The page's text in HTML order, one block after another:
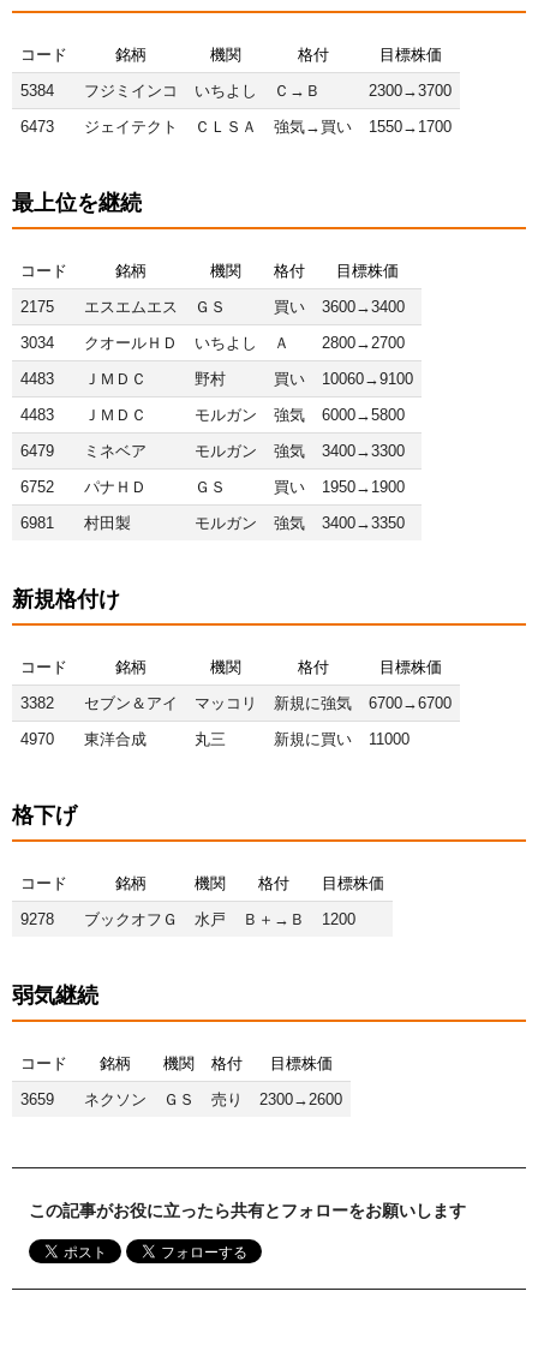
コード 銘柄 機関 格付
目標株価
5384
フジミインコ いちよし Ｃ→Ｂ
2300→3700
6473
ジェイテクト ＣＬＳＡ 強気→買い 1550→1700
最上位を継続
コード 銘柄 機関 格付
目標株価
2175
エスエムエス ＧＳ 買い
3600→3400
3034
クオールＨＤ いちよし Ａ
2800→2700
4483
ＪＭＤＣ 野村 買い
10060→9100
4483
ＪＭＤＣ モルガン 強気
6000→5800
6479
ミネベア モルガン 強気
3400→3300
6752
パナＨＤ ＧＳ 買い
1950→1900
6981
村田製 モルガン 強気 3400→3350
新規格付け
コード 銘柄 機関 格付
目標株価
3382
セブン＆アイ マッコリ 新規に強気
6700→6700
4970
東洋合成 丸三 新規に買い 11000
格下げ
コード 銘柄 機関 格付
目標株価
9278
ブックオフＧ 水戸 Ｂ＋→Ｂ 1200
弱気継続
コード 銘柄 機関 格付
目標株価
3659
ネクソン ＧＳ 売り 2300→2600
この記事がお役に立ったら共有とフォローをお願いします